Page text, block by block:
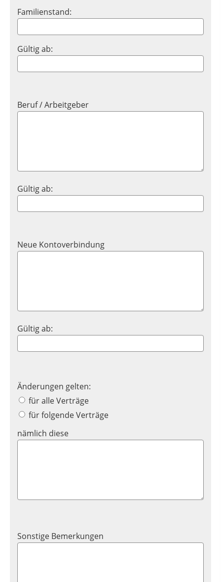
Familienstand:
Gültig ab:
Beruf / Arbeitgeber
Gültig ab:
Neue Kontoverbindung
Gültig ab:
Änderungen gelten:
für alle Verträge
für folgende Verträge
nämlich diese
Sonstige Bemerkungen